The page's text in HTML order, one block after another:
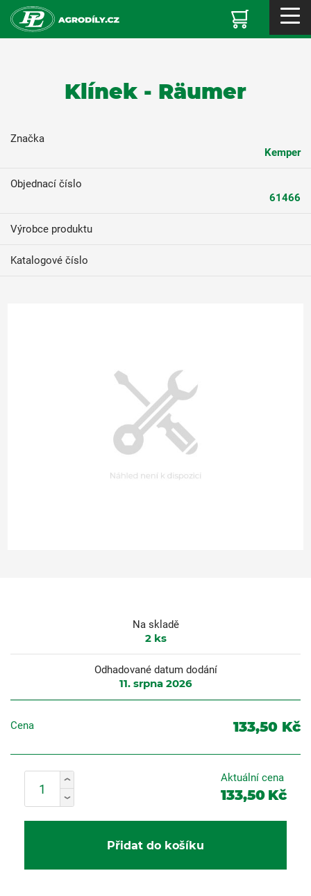
Klínek - Räumer
Značka
Kemper
Objednací číslo
61466
Výrobce produktu
Katalogové číslo
Na skladě
2ks
Odhadované datum dodání
11. srpna 2026
Cena 133,50 Kč
Aktuální cena
133,50 Kč
Přidat do košíku